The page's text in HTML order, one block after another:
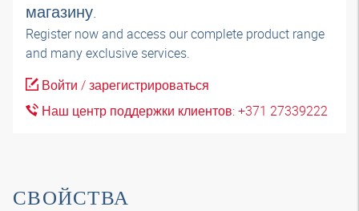
магазину.
Register now and access our complete product range
and many exclusive services.
Войти / зарегистрироваться
Наш центр поддержки клиентов: +371 27339222
СВОЙСТВА